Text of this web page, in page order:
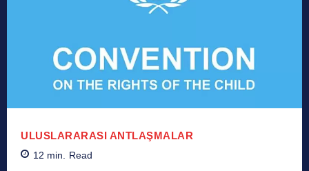
ULUSLARARASI ANTLAŞMALAR
12 min. Read